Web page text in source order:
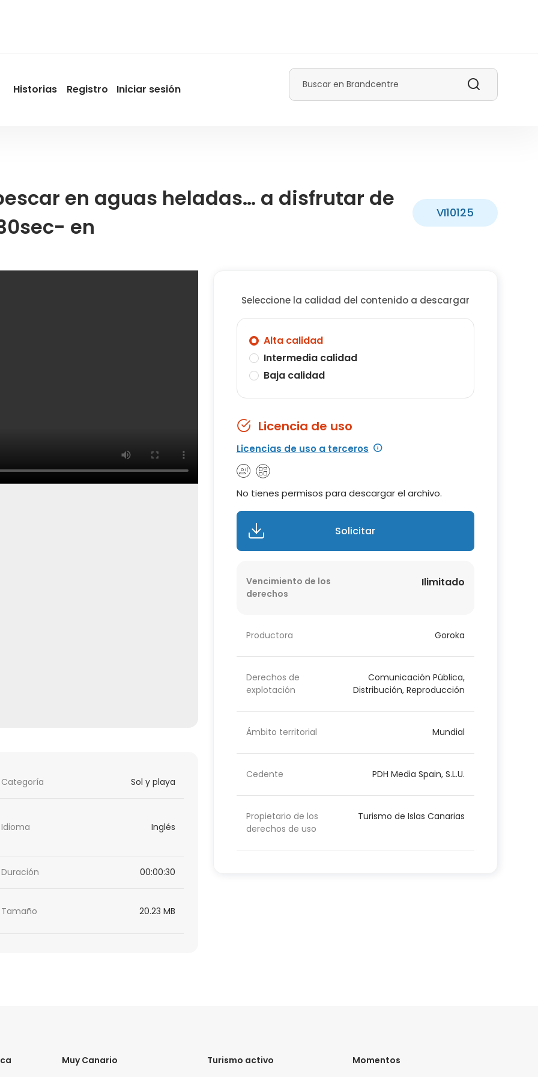
Historias
User
Registro Iniciar sesión
Buscar
en aguas heladas… a disfrutar de
en
VI10125
Categoría Sol y playa
Idioma Inglés
Duración 00:00:30
Tamaño 20.23 MB
Seleccione la calidad del contenido a descargar
Alta calidad
Intermedia calidad
Baja calidad
Licencia de uso
Licencias de uso a terceros
No tienes permisos para descargar el archivo.
Solicitar
Vencimiento de los
derechos
Ilimitado
Productora Goroka
Derechos de
explotación
Comunicación Pública,
Distribución, Reproducción
Ámbito territorial Mundial
Cedente PDH Media Spain, S.L.U.
Propietario de los
derechos de uso
Turismo de Islas Canarias
Muy Canario Turismo activo Momentos